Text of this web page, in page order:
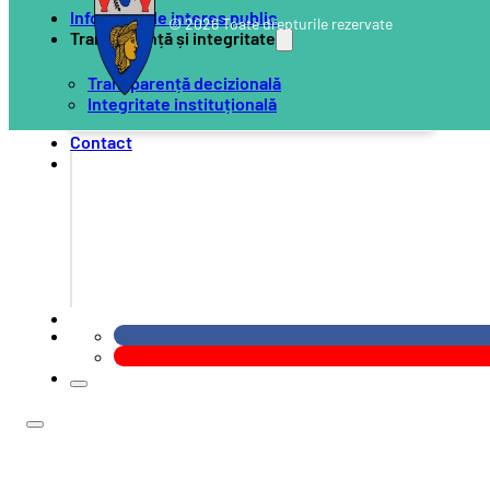
Informații de interes public
Transparență și integritate
Transparență decizională
Integritate instituțională
Contact
© 2026 Toate drepturile rezervate